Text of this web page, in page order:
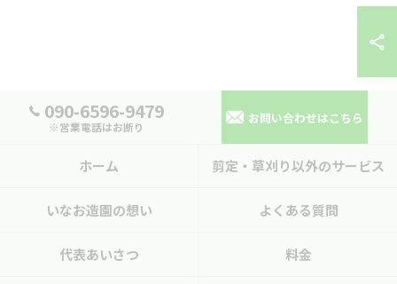
090-6596-9479
※営業電話はお断り
お問い合わせはこちら
ホーム 剪定・草刈り以外のサービス
いなお造園の想い よくある質問
代表あいさつ 料金